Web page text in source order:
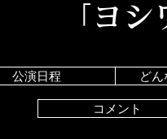
「ヨ
公演日程 どん
コメント